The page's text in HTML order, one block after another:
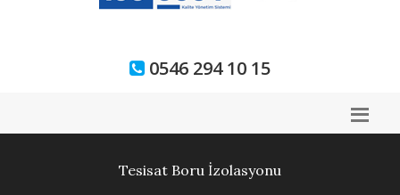
0546 294 10 15
Tesisat Boru İzolasyonu